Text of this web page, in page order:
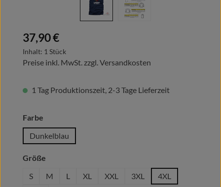
Regulärer Preis:
37,90 €
Inhalt: 1 Stück
Preise inkl. MwSt. zzgl. Versandkosten
1 Tag Produktionszeit, 2-3 Tage Lieferzeit
Farbe
Dunkelblau
Größe
S
M L XL XXL 3XL
4XL